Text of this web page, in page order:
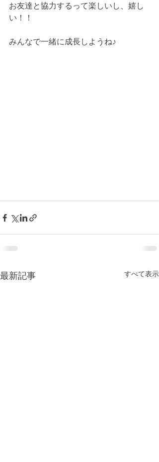
お友達と協力するって楽しいし、嬉し
い！！
みんなで一緒に成長しようね♪
最新記事 すべて表示